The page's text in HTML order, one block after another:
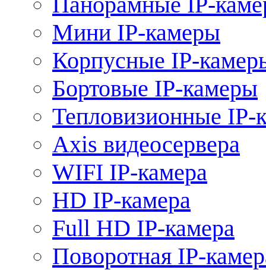
Мини IP-камеры
Корпусные IP-
Бортовые IP-камеры
Тепловизионные IP-
Axis видеосервера
WIFI IP-камера
HD IP-камера
Full HD IP-камера
Поворотная IP-